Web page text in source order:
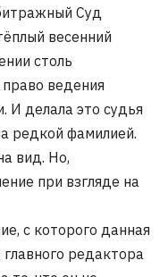
Суд
весенний
столь
ведения
И делала это судья
редкой фамилией.
вид. Но,
при взгляде на
с которого данная
редактора